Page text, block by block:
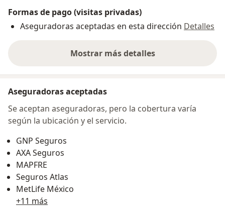
Formas de pago (visitas privadas)
Aseguradoras aceptadas en esta dirección Detalles
Mostrar más detalles
sobre la dirección
Aseguradoras aceptadas
Se aceptan aseguradoras, pero la cobertura varía
según la ubicación y el servicio.
GNP Seguros
AXA Seguros
MAPFRE
Seguros Atlas
MetLife México
+11 más